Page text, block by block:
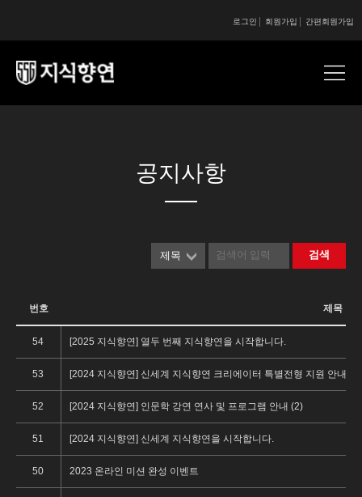
간편회원가입
회원가입
로그인
공지사항
제목 검색
번호 제목
54 [2025 지식향연] 열두 번째 지식향연을 시작합니다.
53 [2024 지식향연] 신세계 지식향연 크리에이터 특별전형 지원 안내 (1)
52 [2024 지식향연] 인문학 강연 연사 및 프로그램 안내 (2)
51 [2024 지식향연] 신세계 지식향연을 시작합니다.
50 2023 온라인 미션 완성 이벤트